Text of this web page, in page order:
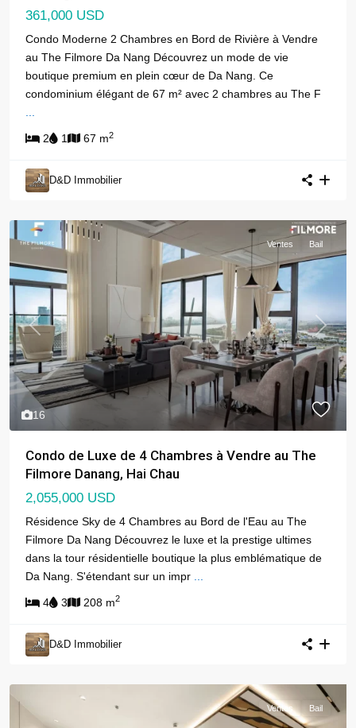
361,000 USD
Condo Moderne 2 Chambres en Bord de Rivière à Vendre
au The Filmore Da Nang Découvrez un mode de vie
boutique premium en plein cœur de Da Nang. Ce
condominium élégant de 67 m² avec 2 chambres au The F
2 1 67 m2
D&D Immobilier
16
Previous Next
Ventes Bail
Condo de Luxe de 4 Chambres à Vendre au The
Filmore Danang, Hai Chau
2,055,000 USD
Résidence Sky de 4 Chambres au Bord de l'Eau au The
Filmore Da Nang Découvrez le luxe et la prestige ultimes
dans la tour résidentielle boutique la plus emblématique de
Da Nang. S'étendant sur un impr
4 3 208 m2
D&D Immobilier
Ventes Bail